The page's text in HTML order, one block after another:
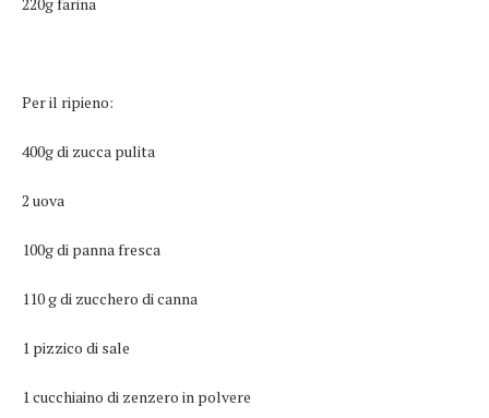
220g farina
Per il ripieno:
400g di zucca pulita
2 uova
100g di panna fresca
110 g di zucchero di canna
1 pizzico di sale
1 cucchiaino di zenzero in polvere